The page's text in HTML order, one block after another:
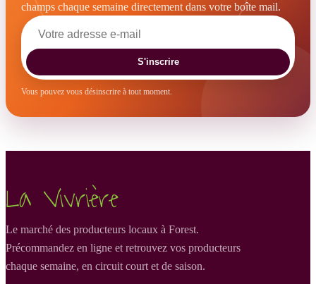
champs chaque semaine directement dans votre boîte mail.
S'inscrire
Vous pouvez vous désinscrire à tout moment.
La Vivrière
Le marché des producteurs locaux à Forest.
Précommandez en ligne et retrouvez vos producteurs
chaque semaine, en circuit court et de saison.